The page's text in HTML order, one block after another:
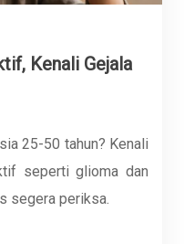
Kenali Gejala
25-50 tahun? Kenali
seperti glioma dan
segera periksa.